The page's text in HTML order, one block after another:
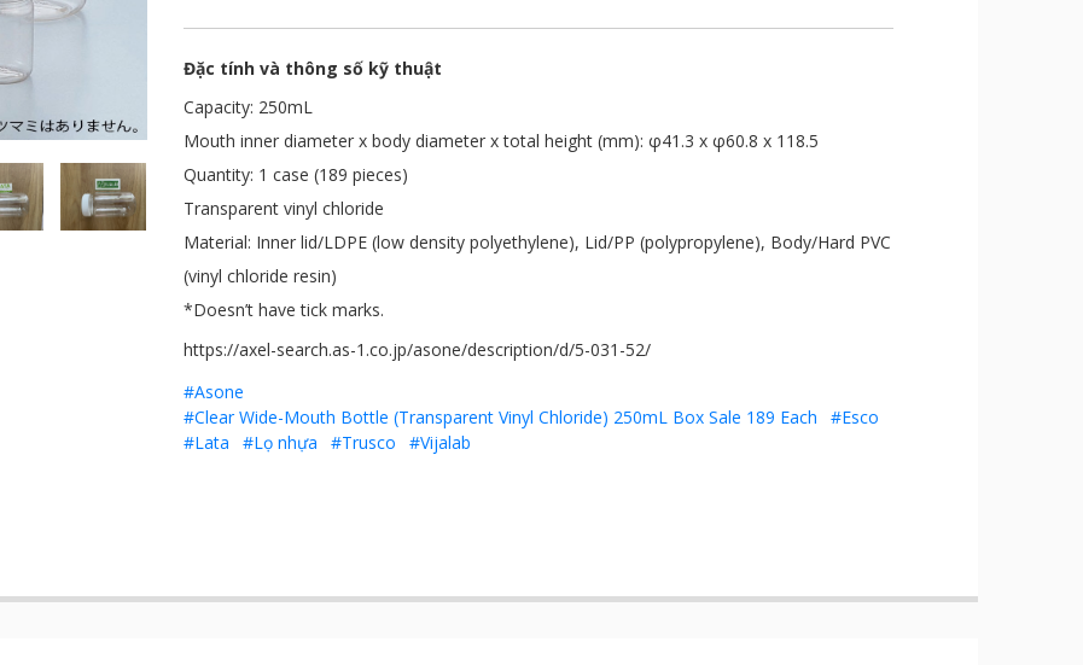
Đặc tính và thông số kỹ thuật
Capacity: 250mL
Mouth inner diameter x body diameter x total height (mm): φ41.3 x φ60.8 x 118.5
Quantity: 1 case (189 pieces)
Transparent vinyl chloride
Material: Inner lid/LDPE (low density polyethylene), Lid/PP (polypropylene), Body/Hard PVC
(vinyl chloride resin)
*Doesn’t have tick marks.
https://axel-search.as-1.co.jp/asone/description/d/5-031-52/
#Asone
#Clear Wide-Mouth Bottle (Transparent Vinyl Chloride) 250mL Box Sale 189 Each
#Esco
#Lata
#Lọ nhựa #Trusco #Vijalab